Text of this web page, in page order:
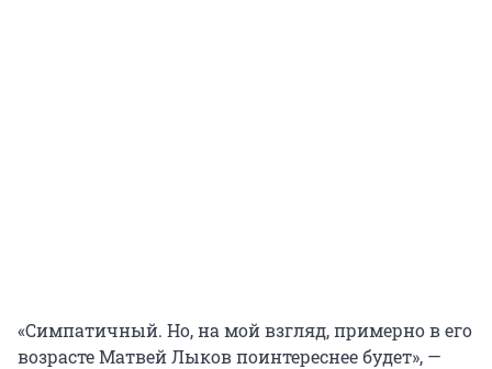
«Симпатичный. Но, на мой взгляд, примерно в его
возрасте Матвей Лыков поинтереснее будет», —